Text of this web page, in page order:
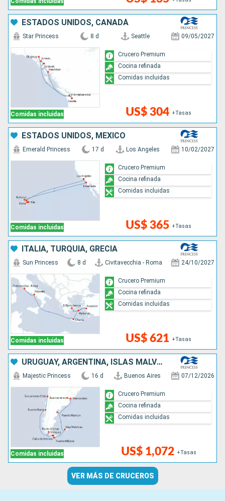
ESTADOS UNIDOS, CANADÁ
Comidas incluidas
Star Princess 8 d Seattle 09/05/2027
US$ 304 +Tasas
Crucero Premium
Cocina refinada
Comidas incluidas
ESTADOS UNIDOS, MÉXICO
Comidas incluidas
Emerald Princess 17 d Los Angeles 10/02/2027
US$ 365 +Tasas
Crucero Premium
Cocina refinada
Comidas incluidas
ITALIA, TURQUÍA, GRECIA
Comidas incluidas
Sun Princess 8 d Civitavecchia - Roma 24/10/2027
US$ 621 +Tasas
Crucero Premium
Cocina refinada
Comidas incluidas
URUGUAY, ARGENTINA, ISLAS MALVINAS, CHILE
Comidas incluidas
Majestic Princess 16 d Buenos Aires 07/12/2026
US$ 1,072 +Tasas
Crucero Premium
Cocina refinada
Comidas incluidas
VER MÁS DE CRUCEROS